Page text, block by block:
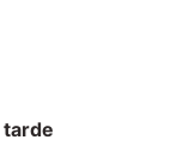
tarde